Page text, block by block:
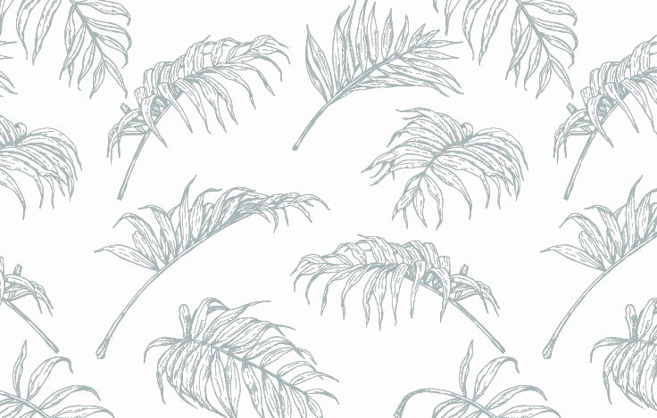
BRULO (UK) - King For A Day NEIPA - (Sans Alcool) - 0,5% - Canette 33cl
BRULO (UK) - King For A Day NEIPA - (Sans Alcool) - 0,5% - Canette 33cl